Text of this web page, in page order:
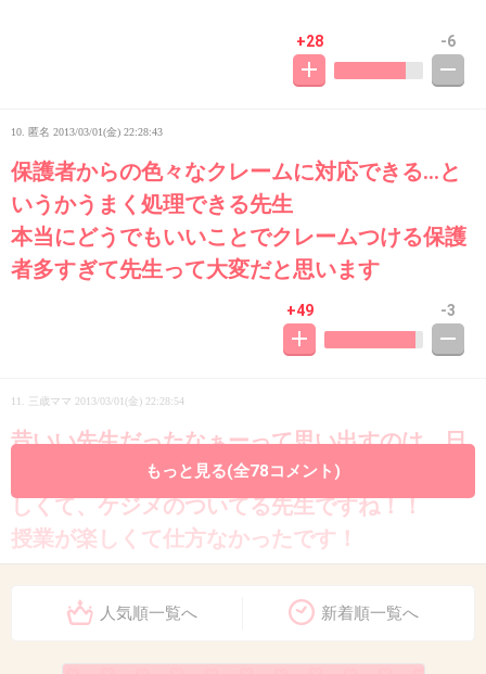
+28 -6
10. 匿名 2013/03/01(金) 22:28:43
保護者からの色々なクレームに対応できる…と
いうかうまく処理できる先生
本当にどうでもいいことでクレームつける保護
者多すぎて先生って大変だと思います
+49 -3
11. 三歳ママ 2013/03/01(金) 22:28:54
昔いい先生だったなぁーって思い出すのは、日
常茶飯事に面白い事を言うけど、厳しい時は厳
しくて、ケジメのついてる先生ですね！！
授業が楽しくて仕方なかったです！
逆に、女の先生で多かったのが、ヒイキをする
は嫌いでした。
もっと見る(全78コメント)
人気順一覧へ 新着順一覧へ